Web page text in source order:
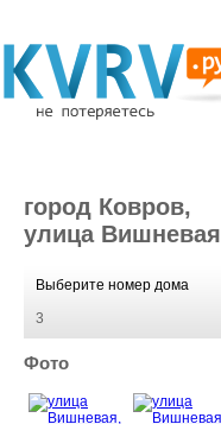
город Ковров,
улица Вишневая
Выберите номер дома
3
Фото